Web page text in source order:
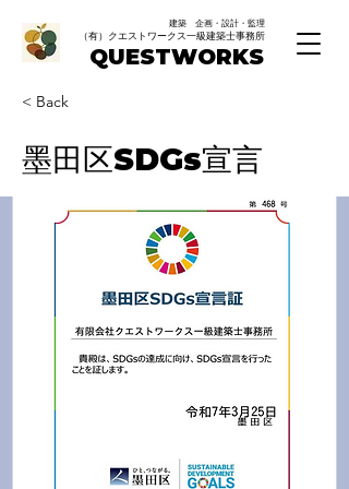
QUESTWORKS
（有）クエストワークス一級建築士事務所
建築 企画・設計・監理
< Back
墨田区SDGs宣言